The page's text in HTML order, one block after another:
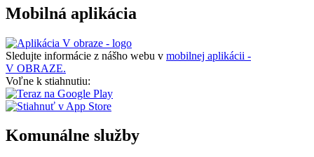
Mobilná aplikácia
Sledujte informácie z nášho webu v mobilnej aplikácii -
V OBRAZE.
Voľne k stiahnutiu:
Komunálne služby